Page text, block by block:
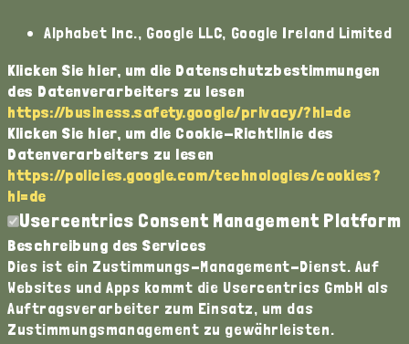
Alphabet Inc., Google LLC, Google Ireland Limited
Klicken Sie hier, um die Datenschutzbestimmungen
des Datenverarbeiters zu lesen
https://business.safety.google/privacy/?hl=de
Klicken Sie hier, um die Cookie-Richtlinie des
Datenverarbeiters zu lesen
https://policies.google.com/technologies/cookies?
hl=de
Usercentrics Consent Management Platform
Beschreibung des Services
Dies ist ein Zustimmungs-Management-Dienst. Auf
Websites und Apps kommt die Usercentrics GmbH als
Auftragsverarbeiter zum Einsatz, um das
Zustimmungsmanagement zu gewährleisten.